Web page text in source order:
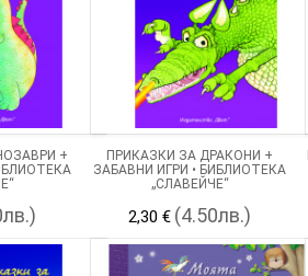
+
ПРИКАЗКИ ЗА ДРАКОНИ +
ЗАБАВНИ ИГРИ • БИБЛИОТЕКА
„СЛАВЕЙЧЕ“
2,30 € (4.50лв.)